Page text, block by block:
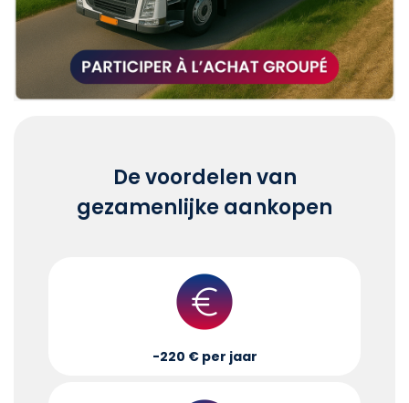
De voordelen van
gezamenlijke aankopen
-220 € per jaar